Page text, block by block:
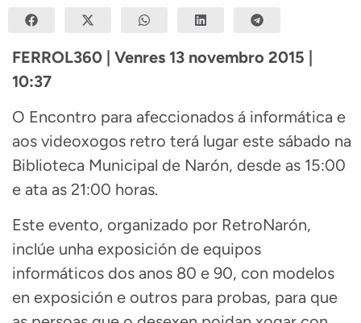
FERROL360 | Venres 13 novembro 2015 |
10:37
O Encontro para afeccionados á informática e
aos videoxogos retro terá lugar este sábado na
Biblioteca Municipal de Narón, desde as 15:00
e ata as 21:00 horas.
Este evento, organizado por RetroNarón,
inclúe unha exposición de equipos
informáticos dos anos 80 e 90, con modelos
en exposición e outros para probas, para que